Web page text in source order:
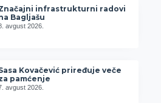
infrastrukturni radovi
Bagljašu
avgust 2026.
Kovačević priređuje veče
pamćenje
avgust 2026.